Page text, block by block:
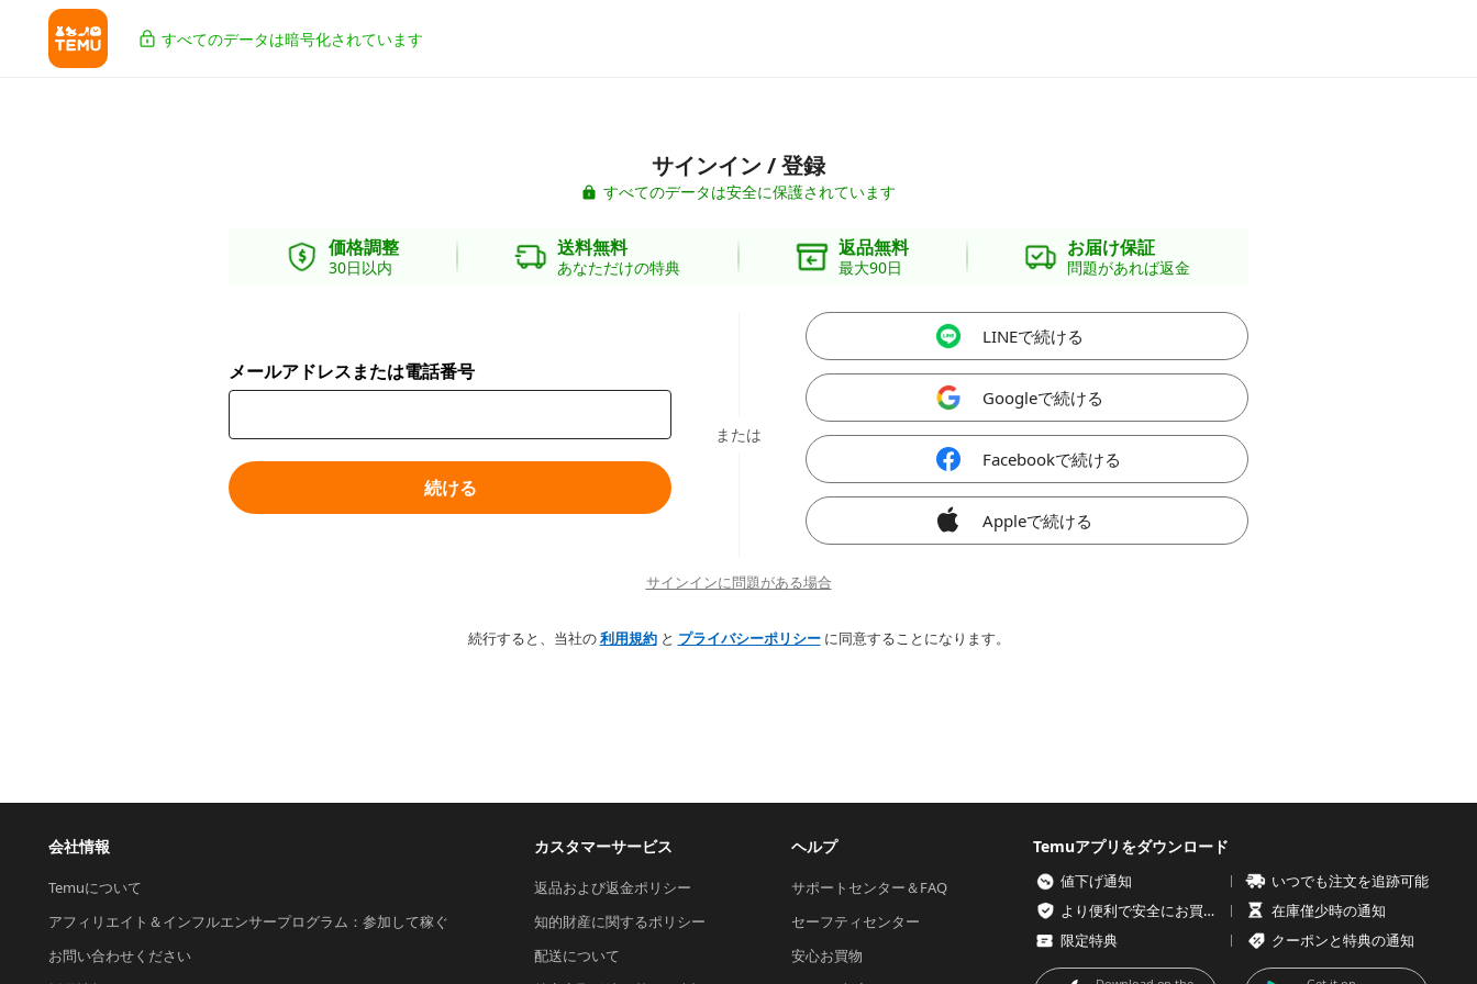
すべてのデータは暗号化されています
サインイン / 登録
すべてのデータは安全に保護されています
価格調整
30日以内
送料無料
あなただけの特典
返品無料
最大90日
お届け保証
問題があれば返金
メールアドレスまたは電話番号
続ける
または
LINEで続ける
Googleで続ける
Facebookで続ける
Appleで続ける
サインインに問題がある場合
続行すると、当社の利用規約と プライバシーポリシーに同意することになります。
会社情報
Temuについて
アフィリエイト＆インフルエンサープログラム：参加して稼ぐ
お問い合わせください
カスタマーサービス
返品および返金ポリシー
知的財産に関するポリシー
配送について
ヘルプ
サポートセンター＆FAQ
セーフティセンター
安心お買物
Temuアプリをダウンロード
値下げ通知
いつでも注文を追跡可能
より便利で安全にお買い物を
在庫僅少時の通知
限定特典
クーポンと特典の通知